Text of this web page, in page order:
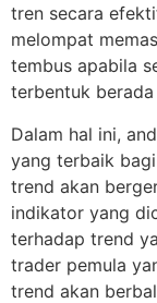
tren secara
melompat
tembus apabila
terbentuk
Dalam hal ini,
yang terbaik
trend akan
indikator yang
terhadap trend
trader pemula
trend akan